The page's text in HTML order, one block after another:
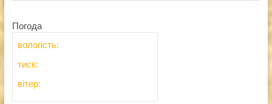
Погода
вологість:
тиск:
вітер: